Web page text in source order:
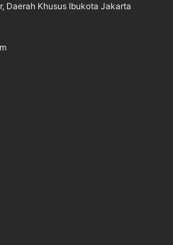
Daerah Khusus Ibukota Jakarta